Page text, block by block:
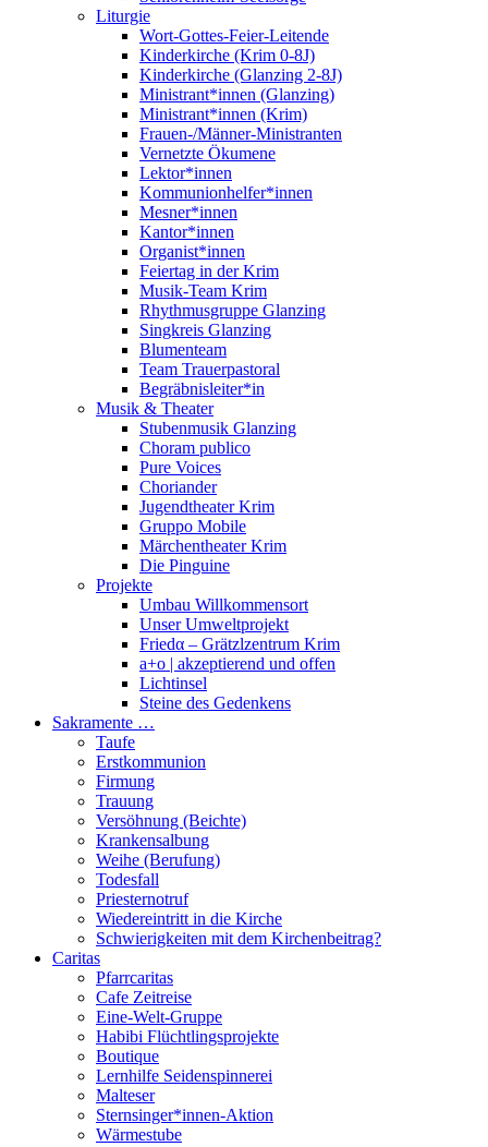
Liturgie
Wort-Gottes-Feier-Leitende
Kinderkirche (Krim 0-8J)
Kinderkirche (Glanzing 2-8J)
Ministrant*innen (Glanzing)
Ministrant*innen (Krim)
Frauen-/Männer-Ministranten
Vernetzte Ökumene
Lektor*innen
Kommunionhelfer*innen
Mesner*innen
Kantor*innen
Organist*innen
Feiertag in der Krim
Musik-Team Krim
Rhythmusgruppe Glanzing
Singkreis Glanzing
Blumenteam
Team Trauerpastoral
Begräbnisleiter*in
Musik & Theater
Stubenmusik Glanzing
Choram publico
Pure Voices
Choriander
Jugendtheater Krim
Gruppo Mobile
Märchentheater Krim
Die Pinguine
Projekte
Umbau Willkommensort
Unser Umweltprojekt
Friedα – Grätzlzentrum Krim
a+o | akzeptierend und offen
Lichtinsel
Steine des Gedenkens
Sakramente …
Taufe
Erstkommunion
Firmung
Trauung
Versöhnung (Beichte)
Krankensalbung
Weihe (Berufung)
Todesfall
Priesternotruf
Wiedereintritt in die Kirche
Schwierigkeiten mit dem Kirchenbeitrag?
Caritas
Pfarrcaritas
Cafe Zeitreise
Eine-Welt-Gruppe
Habibi Flüchtlingsprojekte
Boutique
Lernhilfe Seidenspinnerei
Malteser
Sternsinger*innen-Aktion
Wärmestube